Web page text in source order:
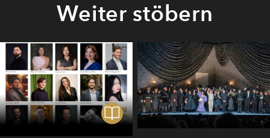
Weiter stöbern